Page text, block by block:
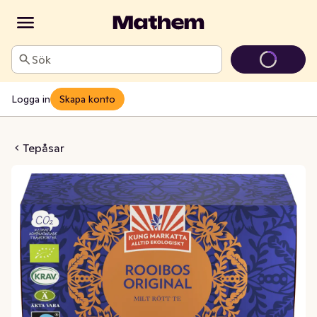
Sök
Logga in Skapa konto
Tepåsar
KRAV/Fairtrade